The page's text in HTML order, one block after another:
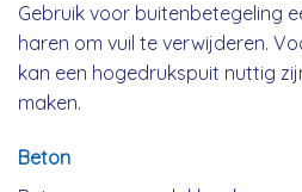
Gebruik voor buitenbetegeling
haren om vuil te verwijderen.
kan een hogedrukspuit nuttig
maken.
Beton